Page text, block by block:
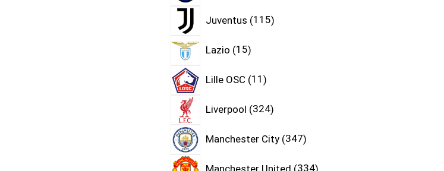
Juventus 115
Lazio 15
Lille OSC 11
Liverpool 324
Manchester City 347
Manchester United 334